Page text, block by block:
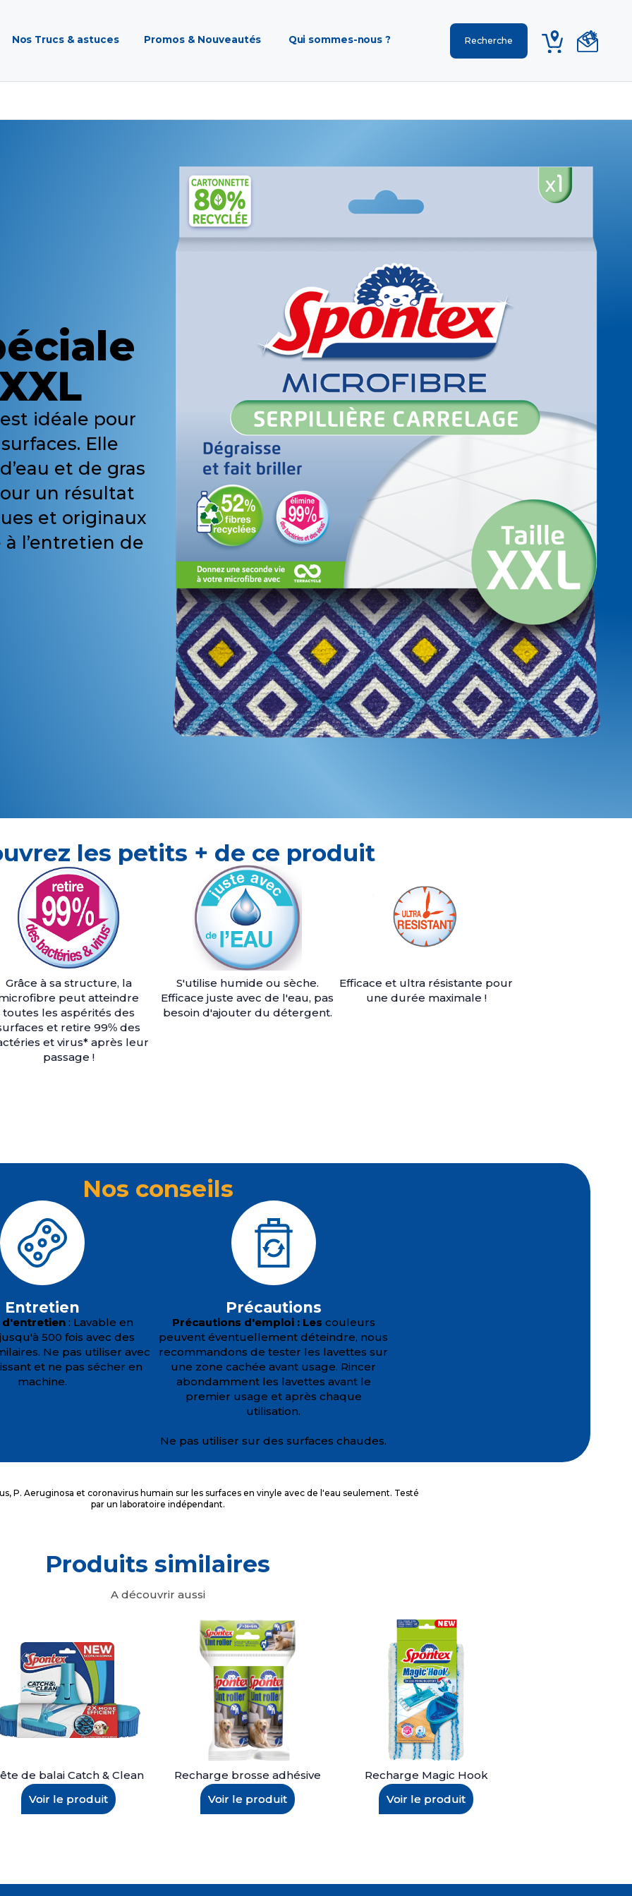
Nos Trucs & astuces Promos & Nouveautés Qui sommes-nous ?
idéale pour
Elle
et de gras
un résultat
et originaux
l’entretien de
les petits + de ce produit
Grâce à sa structure, la
peut atteindre
toutes les aspérités des
et retire 99% des
et virus* après leur
passage !
S'utilise humide ou sèche.
Efficace juste avec de l'eau, pas
besoin d'ajouter du détergent.
Efficace et ultra résistante pour
une durée maximale !
Nos conseils
Entretien
d'entretien: Lavable en
500 fois avec des
Ne pas utiliser avec
et ne pas sécher en
machine.
Précautions
Précautions d'emploi : Les couleurs
peuvent éventuellement déteindre, nous
recommandons de tester les lavettes sur
une zone cachée avant usage. Rincer
abondamment les lavettes avant le
premier usage et après chaque
utilisation.
Ne pas utiliser sur des surfaces chaudes.
P. Aeruginosa et coronavirus humain sur les surfaces en vinyle avec de l'eau seulement. Testé
par un laboratoire indépendant.
Produits similaires
A découvrir aussi
de balai Catch & Clean
Voir le produit
Recharge brosse adhésive
Voir le produit
Recharge Magic Hook
Voir le produit